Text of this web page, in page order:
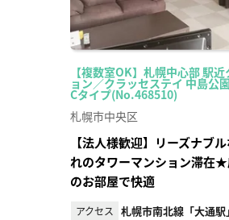
【複数室OK】札幌中心部 駅
ョン／クラッセステイ 中島公
Cタイプ(No.468510)
札幌市中央区
【法人様歓迎】リーズナブ
れのタワーマンション滞在
のお部屋で快適
アクセス 札幌市南北線「大通